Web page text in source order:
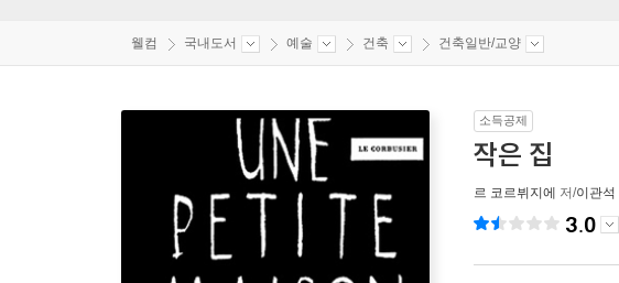
웰컴 국내도서 예술 건축 건축일반/교양
소득공제
작은 집
르 코르뷔지에 저/이관석
3.0